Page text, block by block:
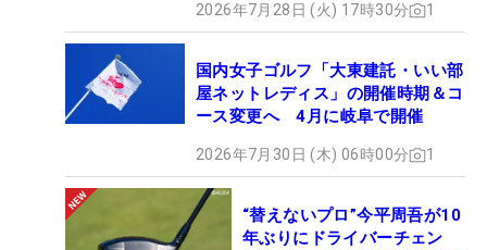
2026年7月28日 (火) 17時30分 1
国内女子ゴルフ「大東建託・いい部
屋ネットレディス」の開催時期＆コ
ース変更へ 4月に岐阜で開催
2026年7月30日 (木) 06時00分 1
“替えないプロ”今平周吾が10
年ぶりにドライバーチェン